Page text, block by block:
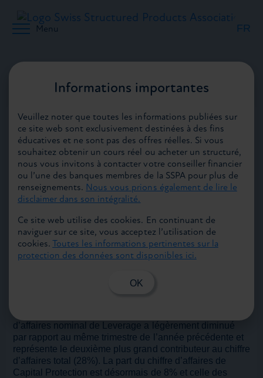
Menu FR
EN
04.05.2021
Chiffre d’affaires au T1 2021 CHF 94 Md –
chiffres d’affaires toujours élevés, mais
moindres qu’au T1 2020
Au premier trimestre 2021, la branche a réalisé un chiffre
d’affaires de CHF 94 Md, en recul de 20% par rapport à
l’année précédente. Le résultat trimestriel est donc
2020. Le chiffre d’affaires a cependant progressé de
d’affaires nominal de Leverage a légèrement diminué
par rapport au même trimestre de l’année précédente et
représente le deuxième plus grand contributeur au chiffre
d’affaires total (28%). La part du chiffre d’affaires de
Capital Protection est désormais de 8% et celle des
Informations importantes
Veuillez noter que toutes les informations publiées sur
ce site web sont exclusivement destinées à des fins
éducatives et ne sont pas des offres réelles. Si vous
souhaitez obtenir un cours réel ou acheter un structuré,
nous vous invitons à contacter votre conseiller financier
ou l’une des banques membres de la SSPA pour plus de
renseignements. Nous vous prions également de lire le
disclaimer dans son intégralité.
Ce site web utilise des cookies. En continuant de
naviguer sur ce site, vous acceptez l’utilisation de
cookies.Toutes les informations pertinentes sur la
protection des données sont disponibles ici.
OK